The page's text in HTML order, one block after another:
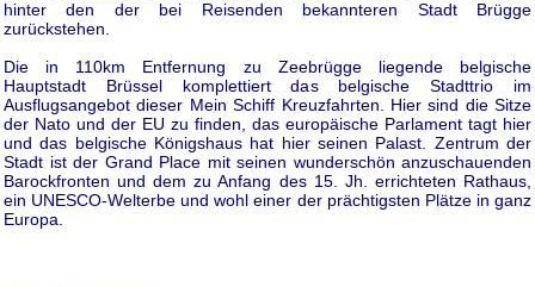
hinter den der bei Reisenden bekannteren Stadt Brügge
zurückstehen.
Die in 110km Entfernung zu Zeebrügge liegende belgische
Hauptstadt Brüssel komplettiert das belgische Stadttrio im
Ausflugsangebot dieser Mein Schiff Kreuzfahrten. Hier sind die Sitze
der Nato und der EU zu finden, das europäische Parlament tagt hier
und das belgische Königshaus hat hier seinen Palast. Zentrum der
Stadt ist der Grand Place mit seinen wunderschön anzuschauenden
Barockfronten und dem zu Anfang des 15. Jh. errichteten Rathaus,
ein UNESCO-Welterbe und wohl einer der prächtigsten Plätze in ganz
Europa.